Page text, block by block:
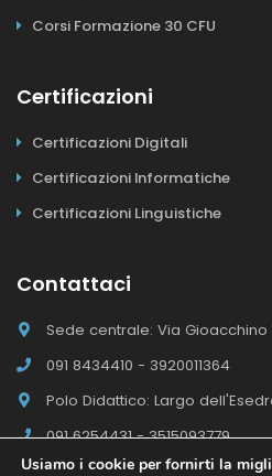
Corsi Formazione 30 CFU
Certificazioni
Certificazioni Digitali
Certificazioni Informatiche
Certificazioni Linguistiche
Contattaci
Sede centrale: Via Gioacchino
091 8434410 - 3920011364
Polo Didattico: Largo
091 6254431 - 3515093779
Usiamo i cookie per fornirti la